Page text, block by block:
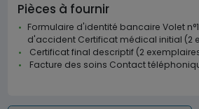
Pièces à fournir
Formulaire d'identité bancaire Volet
d'accident Certificat médical initial (2
Certificat final descriptif (2
Facture des soins Contact